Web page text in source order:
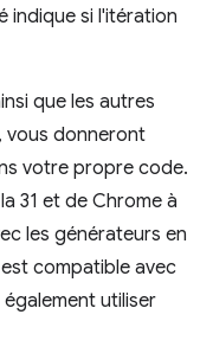
indique si l'itération
que les autres
vous donneront
votre propre code.
31 et de Chrome à
les générateurs en
compatible avec
utiliser